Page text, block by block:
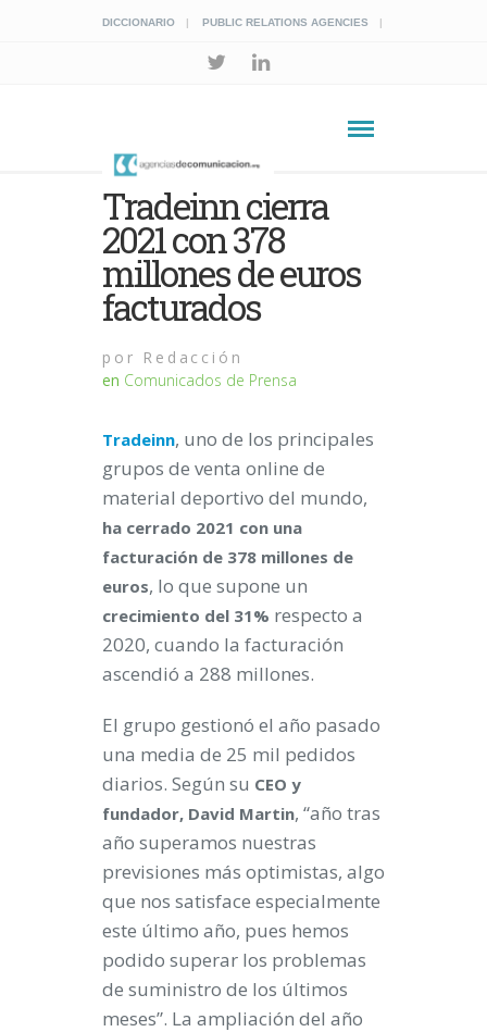
DICCIONARIO PUBLIC RELATIONS AGENCIES
Tradeinn cierra
2021 con 378
millones de euros
facturados
por Redacción
en Comunicados de Prensa
Tradeinn, uno de los principales
grupos de venta online de
material deportivo del mundo,
ha cerrado 2021 con una
facturación de 378 millones de
euros, lo que supone un
crecimiento del 31% respecto a
2020, cuando la facturación
ascendió a 288 millones.
El grupo gestionó el año pasado
una media de 25 mil pedidos
diarios. Según su CEO y
fundador, David Martin, “año tras
año superamos nuestras
previsiones más optimistas, algo
que nos satisface especialmente
este último año, pues hemos
podido superar los problemas
de suministro de los últimos
meses”. La ampliación del año